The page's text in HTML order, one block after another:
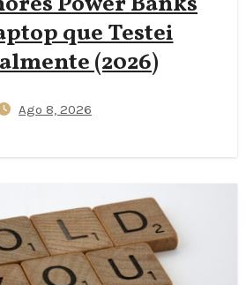
que Testei
(2026)
Ago 8, 2026